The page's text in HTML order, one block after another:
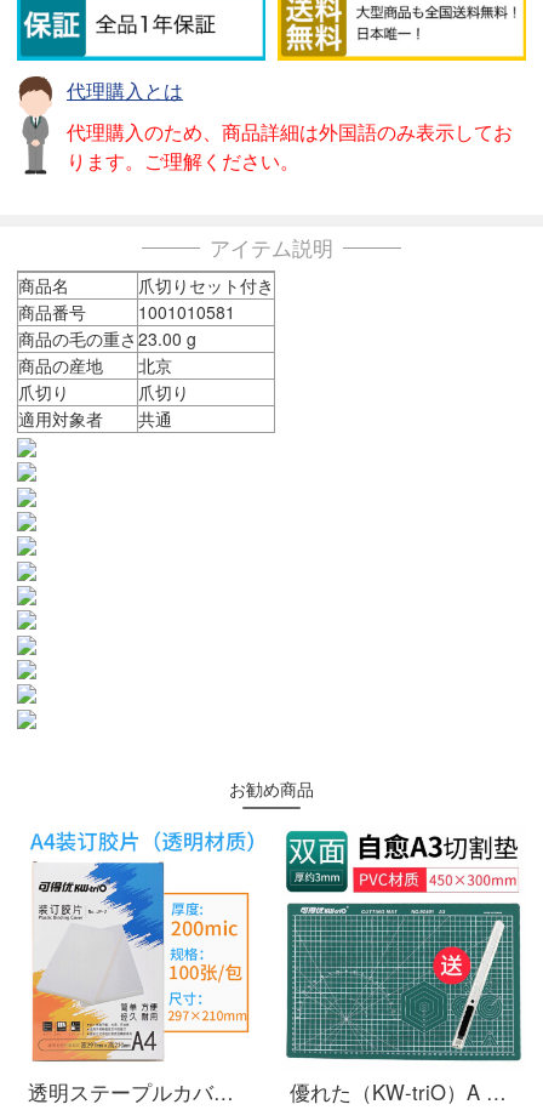
代理購入とは
代理購入のため、商品詳細は外国語のみ表示してお
ります。ご理解ください。
アイテム説明
商品名
爪切りセット付き
商品番号
1001010581
商品の毛の重さ 23.00 g
商品の産地
北京
爪切り
爪切り
適用対象者
共通
お勧め商品
透明ステープルカバー/櫛式ステープルフィルム/プラスチックカバーカバーカバーカバーカバーA 4透明フィルム研磨砂プラスチックカバー透明厚さ0.2 mm-100枚/バッグA 4
優れた（KW-triO）A 4カットパッドa 3カットプレートA 2 A 1カットパッド/両面モデル滑り止め彫刻プレート9 Z 401緑色-A 3両面